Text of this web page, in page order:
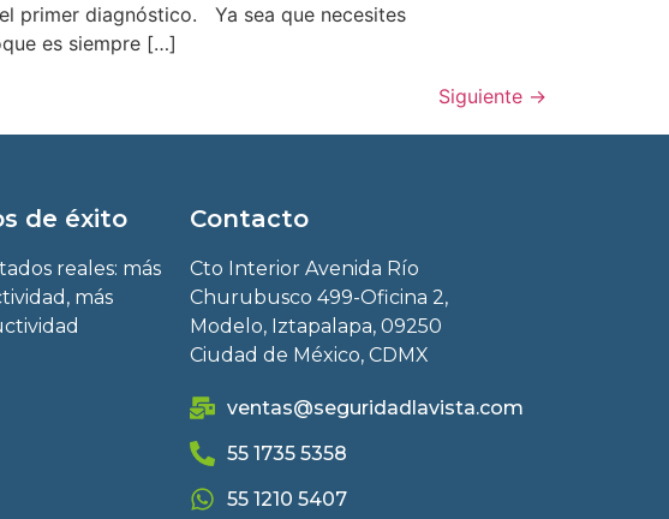
primer diagnóstico. Ya sea que necesites
es siempre […]
Siguiente →
de éxito
reales: más
más
Contacto
Cto Interior Avenida Río
Churubusco 499-Oficina 2,
Modelo, Iztapalapa, 09250
Ciudad de México, CDMX
ventas@seguridadlavista.com
55 1735 5358
55 1210 5407